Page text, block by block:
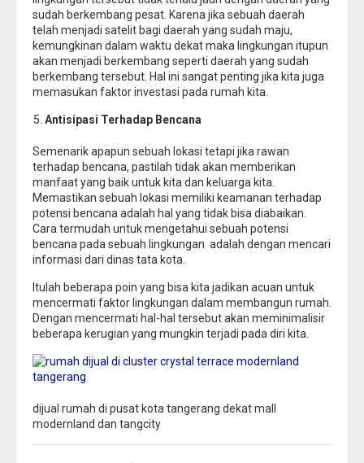
sudah berkembang pesat. Karena jika sebuah daerah
telah menjadi satelit bagi daerah yang sudah maju,
kemungkinan dalam waktu dekat maka lingkungan itupun
akan menjadi berkembang seperti daerah yang sudah
berkembang tersebut. Hal ini sangat penting jika kita juga
memasukan faktor investasi pada rumah kita.
Antisipasi Terhadap Bencana
Semenarik apapun sebuah lokasi tetapi jika rawan
terhadap bencana, pastilah tidak akan memberikan
manfaat yang baik untuk kita dan keluarga kita.
Memastikan sebuah lokasi memiliki keamanan terhadap
potensi bencana adalah hal yang tidak bisa diabaikan.
Cara termudah untuk mengetahui sebuah potensi
bencana pada sebuah lingkungan adalah dengan mencari
informasi dari dinas tata kota.
Itulah beberapa poin yang bisa kita jadikan acuan untuk
mencermati faktor lingkungan dalam membangun rumah.
Dengan mencermati hal-hal tersebut akan meminimalisir
beberapa kerugian yang mungkin terjadi pada diri kita.
dijual rumah di pusat kota tangerang dekat mall
modernland dan tangcity